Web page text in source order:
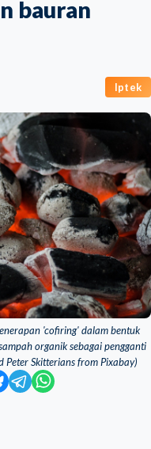
bauran
Iptek
'cofiring' dalam bentuk
organik sebagai pengganti
Skitterians from Pixabay)